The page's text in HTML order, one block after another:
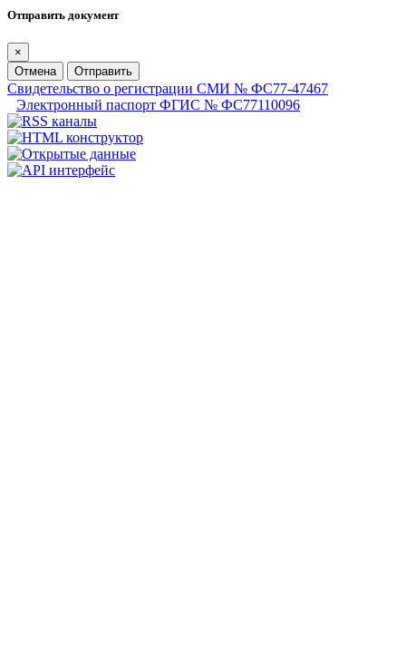
Отправить документ
×
Отмена
Отправить
Свидетельство о регистрации СМИ № ФС77-47467
Электронный паспорт ФГИС № ФС77110096